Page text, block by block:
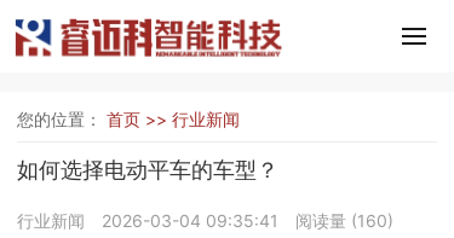
您的位置： 首页 >> 行业新闻
如何选择电动平车的车型？
行业新闻 2026-03-04 09:35:41 阅读量 (160)